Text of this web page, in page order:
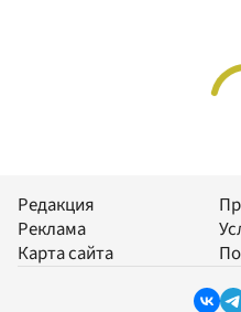
Редакция
Реклама
Карта сайта